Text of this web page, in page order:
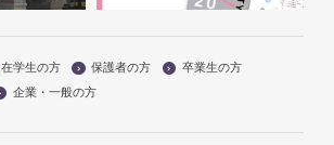
在学生の方 保護者の方
卒業生の方
企業・一般の方